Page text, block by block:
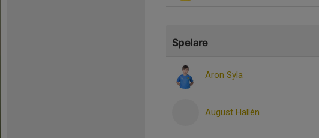
Spelare
Aron Syla
August Hallén